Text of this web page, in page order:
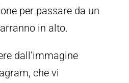
per passare da un
in alto.
dall’immagine
che vi